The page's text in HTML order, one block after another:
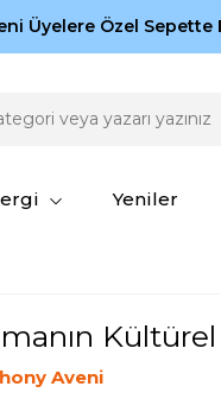
eserler Ketebe'de:
Üyelere Özel Sepette
Yeniler
Aveni